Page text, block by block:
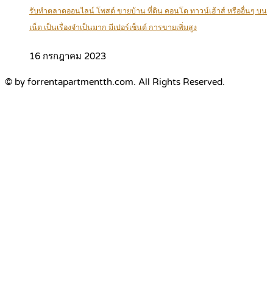
รับทำตลาดออนไลน์ โพสต์ ขายบ้าน ที่ดิน คอนโด ทาวน์เฮ้าส์ หรืออื่นๆ บน
เน็ต เป็นเรื่องจำเป็นมาก มีเปอร์เซ็นต์ การขายเพิ่มสูง
16 กรกฎาคม 2023
© by forrentapartmentth.com. All Rights Reserved.